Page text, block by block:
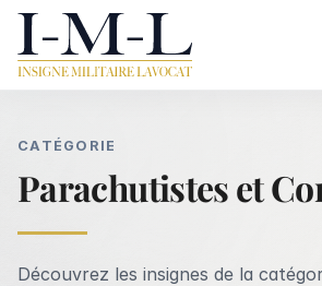
CATÉGORIE
Parachutistes et
Découvrez les insignes de la